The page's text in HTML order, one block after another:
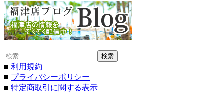
検
索:
■ 利用規約
■ プライバシーポリシー
■ 特定商取引に関する表示